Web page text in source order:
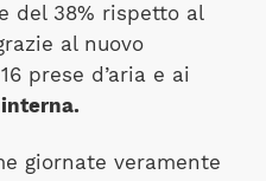
del 38% rispetto al
al nuovo
prese d’aria e ai
giornate veramente